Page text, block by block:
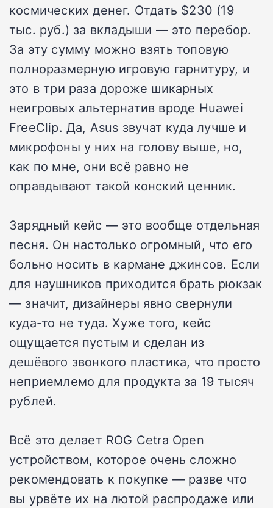
космических денег. Отдать $230 (19
тыс. руб.) за вкладыши — это перебор.
За эту сумму можно взять топовую
полноразмерную игровую гарнитуру, и
это в три раза дороже шикарных
неигровых альтернатив вроде Huawei
FreeClip. Да, Asus звучат куда лучше и
микрофоны у них на голову выше, но,
как по мне, они всё равно не
оправдывают такой конский ценник.
Зарядный кейс — это вообще отдельная
песня. Он настолько огромный, что его
больно носить в кармане джинсов. Если
для наушников приходится брать рюкзак
— значит, дизайнеры явно свернули
куда-то не туда. Хуже того, кейс
ощущается пустым и сделан из
дешёвого звонкого пластика, что просто
неприемлемо для продукта за 19 тысяч
рублей.
Всё это делает ROG Cetra Open
устройством, которое очень сложно
рекомендовать к покупке — разве что
вы урвёте их на лютой распродаже или